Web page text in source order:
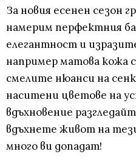
За новия есенен сезон
намерим перфектния
елегантност и
например матова кожа
смелите нюанси на
наситени цветове на
вдъхновение
вдъхнете живот на
много ви допадат!